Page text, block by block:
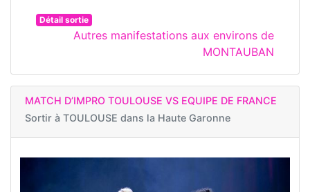
Détail sortie
Autres manifestations aux environs de
MONTAUBAN
MATCH D’IMPRO TOULOUSE VS EQUIPE DE FRANCE
Sortir à TOULOUSE dans la Haute Garonne